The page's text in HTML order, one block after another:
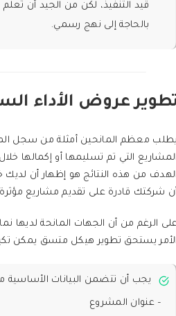
قيد التنفيذ، لكن من الجيد أن تُعلم
بالحاجة إلى نهج رسمي.
عروض الأداء
يطلب معظم المانحين أمثلة من سجل
المشاريع التي تم تسليمها أو إكمالها
الهدف من هذه النتائج هو إظهار أن
أن شركتك قادرة على تقديم مشاريع
الرغم من أن الجهات المانحة لديها
الأمر يستحق تطوير هيكل متسق يمكن
يجب أن تتضمن البيانات الأساسية
– عنوان المشروع